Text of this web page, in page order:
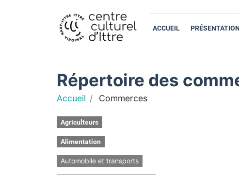
ACCUEIL PRÉSENTATION
Répertoire des
Accueil Commerces
Agriculteurs
Alimentation
Automobile et transports